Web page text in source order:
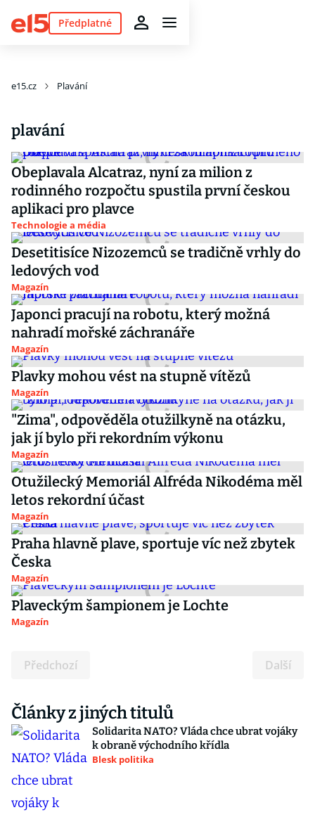
Předplatné
e15.cz Plavání
plavání
Obeplavala Alcatraz, nyní za milion z
rodinného rozpočtu spustila první českou
aplikaci pro plavce
Technologie a média
Desetitisíce Nizozemců se tradičně vrhly do
ledových vod
Magazín
Japonci pracují na robotu, který možná
nahradí mořské záchranáře
Magazín
Plavky mohou vést na stupně vítězů
Magazín
"Zima", odpověděla otužilkyně na otázku,
jak jí bylo při rekordním výkonu
Magazín
Otužilecký Memoriál Alfréda Nikodéma měl
letos rekordní účast
Magazín
Praha hlavně plave, sportuje víc než zbytek
Česka
Magazín
Plaveckým šampionem je Lochte
Magazín
Předchozí Další
Články z jiných titulů
Solidarita NATO? Vláda chce ubrat vojáky
k obraně východního křídla
Blesk politika